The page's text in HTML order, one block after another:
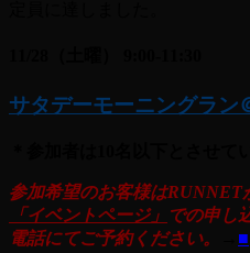
サタデーモーニングラン
参加希望のお客様はRUNNET
「イベントページ」 での申し
電話にてご予約ください。
■